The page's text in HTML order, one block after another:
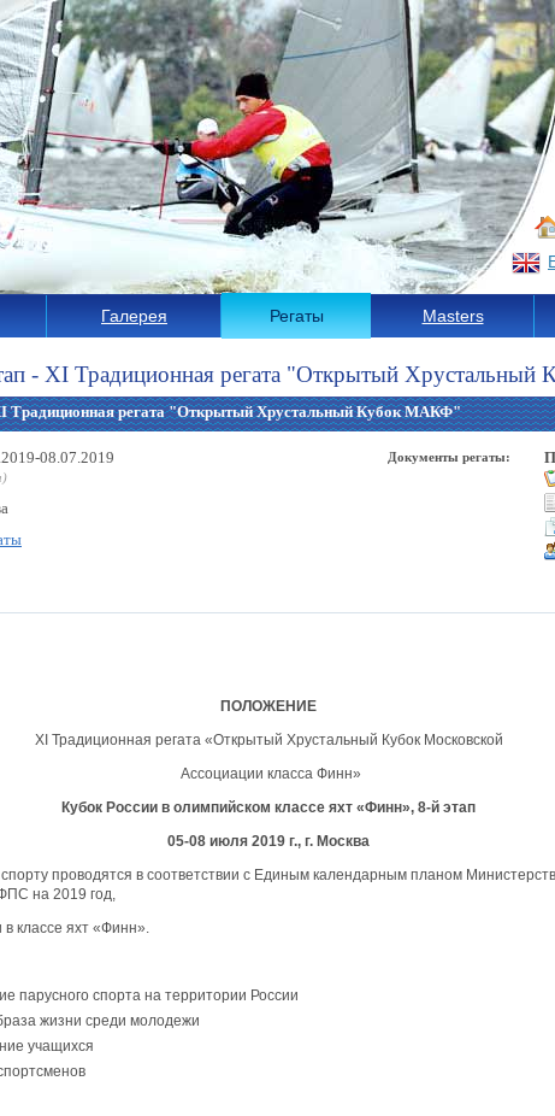
Галерея Регаты Masters
- XI Традиционная регата "Открытый
Традиционная регата "Открытый Хрустальный Кубок МАКФ"
Документы регаты:
08.07.2019
ПОЛОЖЕНИЕ
XI Традиционная регата «Открытый Хрустальный Кубок Московской
Ассоциации класса Финн»
Кубoк России в олимпийском классе яхт «Финн», 8-й этап
05-08 июля 2019 г., г. Москва
проводятся в соответствии с Единым календарным планом
на 2019 год,
классе яхт «Финн».
парусного спорта на территории России
жизни среди молодежи
учащихся